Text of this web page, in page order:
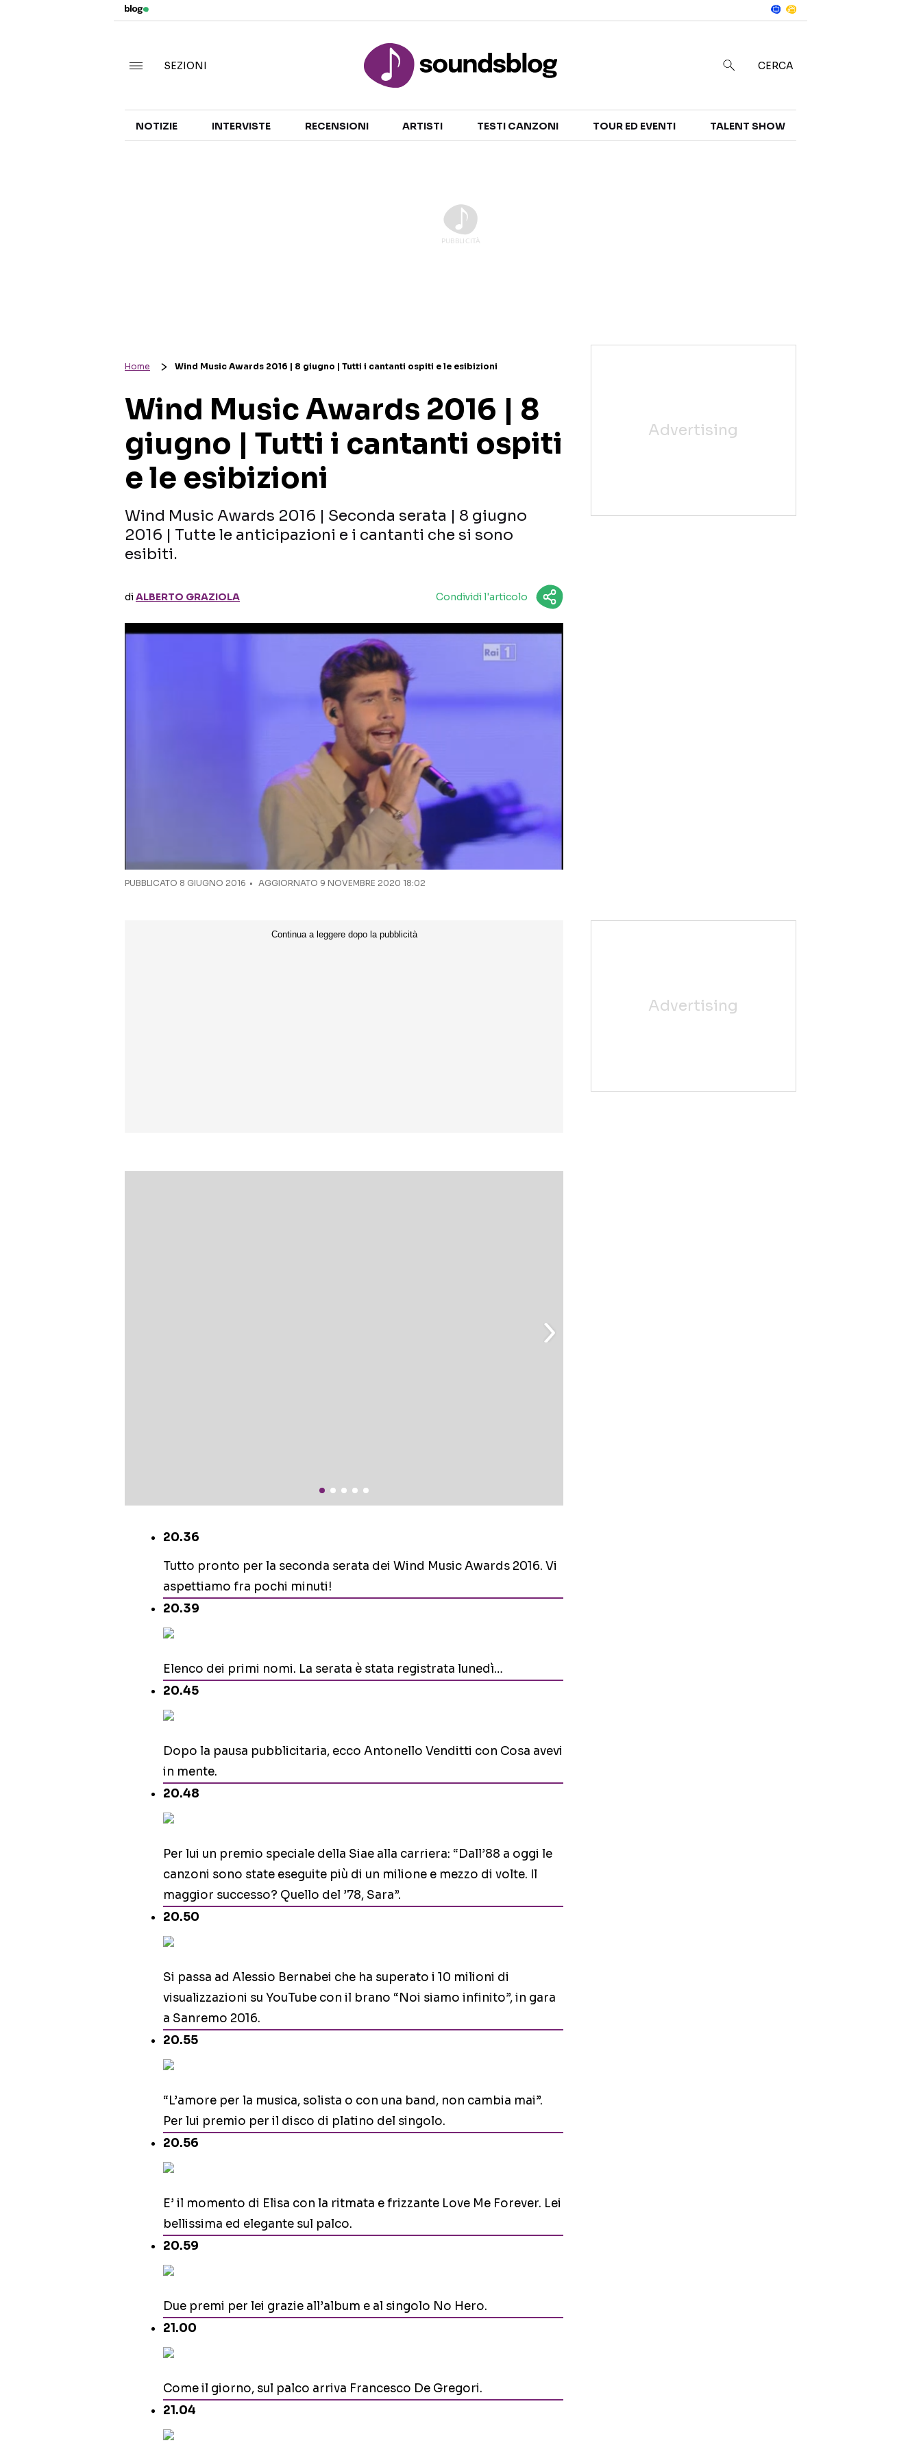
TALENT SHOW
SEZIONI CERCA
NOTIZIE INTERVISTE RECENSIONI ARTISTI TESTI CANZONI TOUR ED EVENTI TALENT SHOW
Home Wind Music Awards 2016 | 8 giugno | Tutti i cantanti ospiti e le esibizioni
Wind Music Awards 2016 | 8
giugno | Tutti i cantanti ospiti
e le esibizioni
Wind Music Awards 2016 | Seconda serata | 8 giugno
2016 | Tutte le anticipazioni e i cantanti che si sono
esibiti.
diALBERTO GRAZIOLA Condividi l'articolo
PUBBLICATO 8 GIUGNO 2016 AGGIORNATO 9 NOVEMBRE 2020 18:02
20.36
Tutto pronto per la seconda serata dei Wind Music Awards 2016. Vi
aspettiamo fra pochi minuti!
20.39
Elenco dei primi nomi. La serata è stata registrata lunedì…
20.45
Dopo la pausa pubblicitaria, ecco Antonello Venditti con Cosa avevi
in mente.
20.48
Per lui un premio speciale della Siae alla carriera: “Dall’88 a oggi le
canzoni sono state eseguite più di un milione e mezzo di volte. Il
maggior successo? Quello del ’78, Sara”.
20.50
Si passa ad Alessio Bernabei che ha superato i 10 milioni di
visualizzazioni su YouTube con il brano “Noi siamo infinito”, in gara
a Sanremo 2016.
20.55
“L’amore per la musica, solista o con una band, non cambia mai”.
Per lui premio per il disco di platino del singolo.
20.56
E’ il momento di Elisa con la ritmata e frizzante Love Me Forever. Lei
bellissima ed elegante sul palco.
20.59
Due premi per lei grazie all’album e al singolo No Hero.
21.00
Come il giorno, sul palco arriva Francesco De Gregori.
21.04